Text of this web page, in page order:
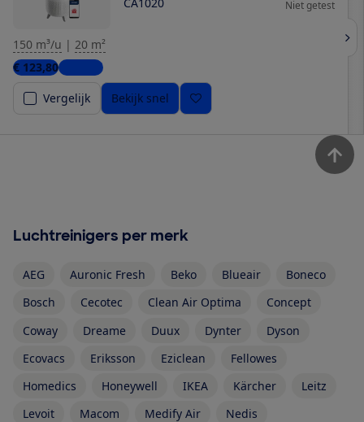
CA1020 Niet getest
150 m³/u | 20 m²
€ 123,801 winkel
Vergelijk
Bekijk snel
Luchtreinigers per merk
AEG Auronic Fresh Beko Blueair
Boneco
Bosch
Cecotec Clean Air Optima
Concept
Coway
Dreame Duux Dynter
Dyson
Ecovacs
Eriksson Eziclean
Fellowes
Homedics
Honeywell IKEA Kärcher
Leitz
Levoit
Macom Medify Air
Nedis